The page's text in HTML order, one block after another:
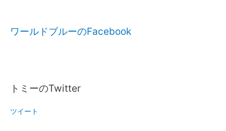
ワールドブルーのFacebook
トミーのTwitter
ツイート